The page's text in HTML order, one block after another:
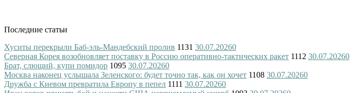
Последние статьи
Хуситы перекрыли Баб-эль-Мандебский пролив 1131 30.07.20260
Северная Корея возобновляет поставку в Россию оперативно-тактических ракет 1112 30.07.20260
Брат, слющий, купи помидор 1095 30.07.20260
Москва наконец услышала Зеленского: будет точно так, как он хочет 1108 30.07.20260
Дружба с Киевом превратила Европу в пепел 1111 30.07.20260